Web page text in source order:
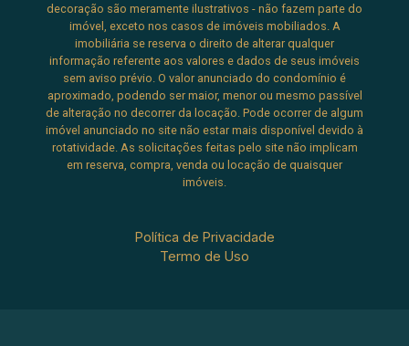
decoração são meramente ilustrativos - não fazem parte do
imóvel, exceto nos casos de imóveis mobiliados. A
imobiliária se reserva o direito de alterar qualquer
informação referente aos valores e dados de seus imóveis
sem aviso prévio. O valor anunciado do condomínio é
aproximado, podendo ser maior, menor ou mesmo passível
de alteração no decorrer da locação. Pode ocorrer de algum
imóvel anunciado no site não estar mais disponível devido à
rotatividade. As solicitações feitas pelo site não implicam
em reserva, compra, venda ou locação de quaisquer
imóveis.
Política de Privacidade
Termo de Uso